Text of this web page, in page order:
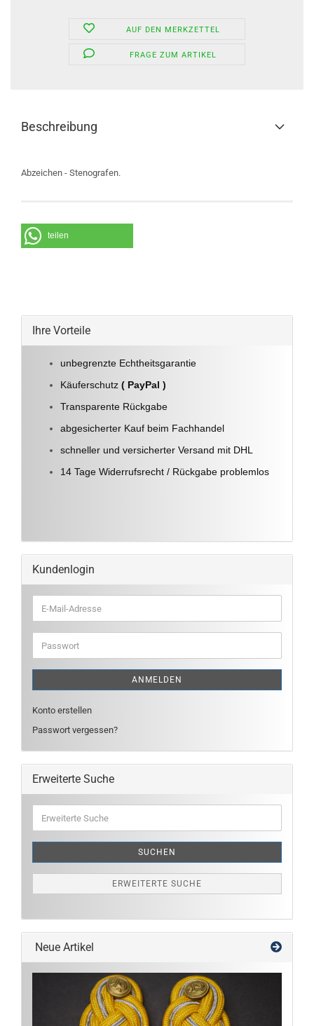
AUF DEN MERKZETTEL
FRAGE ZUM ARTIKEL
Beschreibung
Abzeichen - Stenografen.
teilen
Ihre Vorteile
unbegrenzte Echtheitsgarantie
Käuferschutz ( PayPal )
Transparente Rückgabe
abgesicherter Kauf beim Fachhandel
schneller und versicherter Versand mit DHL
14 Tage Widerrufsrecht / Rückgabe problemlos
Kundenlogin
E-
Mail-
Adresse
Passwort
ANMELDEN
Konto erstellen
Passwort vergessen?
Erweiterte Suche
Suche
SUCHEN
ERWEITERTE SUCHE
Neue Artikel